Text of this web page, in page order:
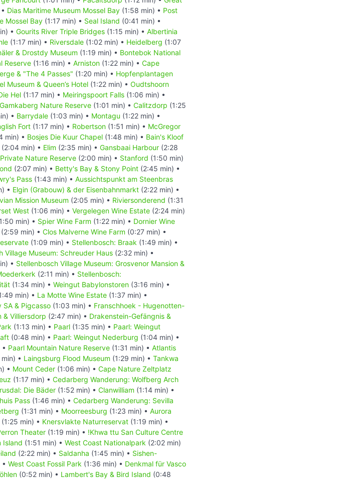
Dias Maritime Museum Mossel Bay (1:58 min) • Post
Mossel Bay (1:17 min) • Seal Island (0:41 min) •
• Gourits River Triple Bridges (1:15 min) • Albertinia
(1:17 min) • Riversdale (1:02 min) • Heidelberg (1:07
& Drostdy Museum (1:19 min) • Bontebok National
Reserve (1:16 min) • Arniston (1:22 min) • Cape
& "The 4 Passes" (1:20 min) • Hopfenplantagen
Museum & Queen’s Hotel (1:22 min) • Oudtshoorn
Hel (1:17 min) • Meiringspoort Falls (1:06 min) •
Gamkaberg Nature Reserve (1:01 min) • Calitzdorp (1:25
• Barrydale (1:03 min) • Montagu (1:22 min) •
Fort (1:17 min) • Robertson (1:51 min) • McGregor
min) • Bosjes Die Kuur Chapel (1:48 min) • Bain's Kloof
(2:04 min) • Elim (2:35 min) • Gansbaai Harbour (2:28
Nature Reserve (2:00 min) • Stanford (1:50 min)
(2:07 min) • Betty's Bay & Stony Point (2:45 min) •
Pass (1:43 min) • Aussichtspunkt am Steenbras
• Elgin (Grabouw) & der Eisenbahnmarkt (2:22 min) •
Mission Museum (2:05 min) • Riviersonderend (1:31
West (1:06 min) • Vergelegen Wine Estate (2:24 min)
min) • Spier Wine Farm (1:22 min) • Dornier Wine
(2:59 min) • Clos Malverne Wine Farm (0:27 min) •
(1:09 min) • Stellenbosch: Braak (1:49 min) •
Village Museum: Schreuder Haus (2:32 min) •
• Stellenbosch Village Museum: Grosvenor Mansion &
(2:11 min) • Stellenbosch:
(1:34 min) • Weingut Babylonstoren (3:16 min) •
min) • La Motte Wine Estate (1:37 min) •
SA & Pigcasso (1:03 min) • Franschhoek - Hugenotten-
& Villiersdorp (2:47 min) • Drakenstein-Gefängnis &
(1:13 min) • Paarl (1:35 min) • Paarl: Weingut
(0:48 min) • Paarl: Weingut Nederburg (1:04 min) •
Paarl Mountain Nature Reserve (1:31 min) • Atlantis
• Laingsburg Flood Museum (1:29 min) • Tankwa
• Mount Ceder (1:06 min) • Cape Nature Zeltplatz
(1:17 min) • Cedarberg Wanderung: Wolfberg Arch
Die Bäder (1:52 min) • Clanwilliam (1:14 min) •
Pass (1:46 min) • Cedarberg Wanderung: Sevilla
(1:31 min) • Moorreesburg (1:23 min) • Aurora
(1:25 min) • Knersvlakte Naturreservat (1:19 min) •
Theater (1:19 min) • !Khwa ttu San Culture Centre
Island (1:51 min) • West Coast Nationalpark (2:02 min)
(2:22 min) • Saldanha (1:45 min) • Sishen-
West Coast Fossil Park (1:36 min) • Denkmal für Vasco
(0:52 min) • Lambert's Bay & Bird Island (0:48